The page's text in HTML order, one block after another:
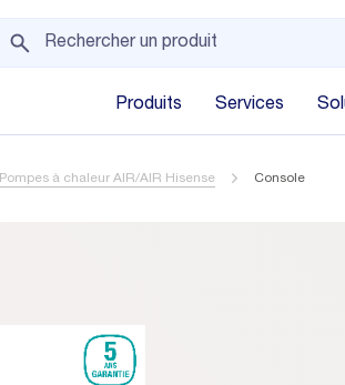
Produits Services
Pompes à chaleur AIR/AIR Hisense Console